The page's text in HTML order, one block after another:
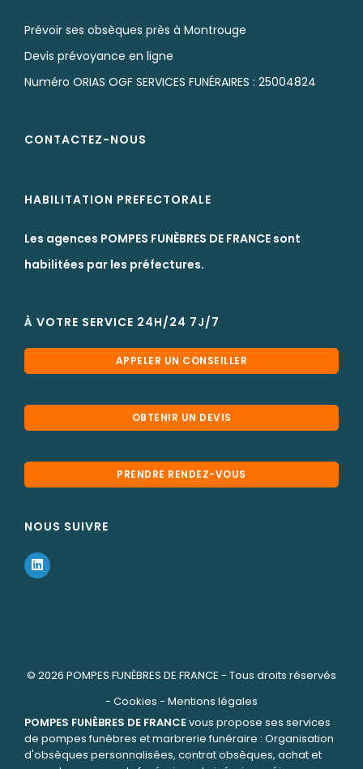
Prévoir ses obsèques près à Montrouge
Devis prévoyance en ligne
Numéro ORIAS OGF SERVICES FUNÉRAIRES : 25004824
CONTACTEZ-NOUS
HABILITATION PREFECTORALE
Les agences POMPES FUNÈBRES DE FRANCE sont
habilitées par les préfectures.
À VOTRE SERVICE 24H/24 7J/7
APPELER UN CONSEILLER
OBTENIR UN DEVIS
PRENDRE RENDEZ-VOUS
NOUS SUIVRE
© 2026 POMPES FUNÈBRES DE FRANCE - Tous droits réservés
- Cookies - Mentions légales
POMPES FUNÈBRES DE FRANCEvous propose ses services
de pompes funèbres et marbrerie funéraire : Organisation
d'obsèques personnalisées, contrat obsèques, achat et